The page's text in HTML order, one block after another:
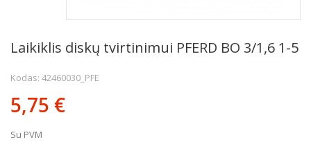
Laikiklis diskų tvirtinimui PFERD BO 3/1,6 1-5
Kodas: 42460030_PFE
5,75 €
Su PVM